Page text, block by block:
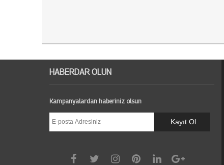
HABERDAR OLUN
Kampanyalardan haberiniz olsun